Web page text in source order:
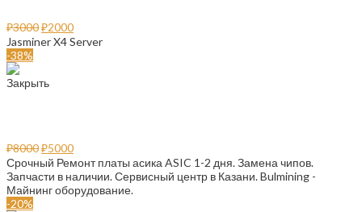
₽3000₽2000
Jasminer X4 Server
-38%
Закрыть
₽8000₽5000
Срочный Ремонт платы асика ASIC 1-2 дня. Замена чипов.
Запчасти в наличии. Сервисный центр в Казани. Bulmining -
Майнинг оборудование.
-20%